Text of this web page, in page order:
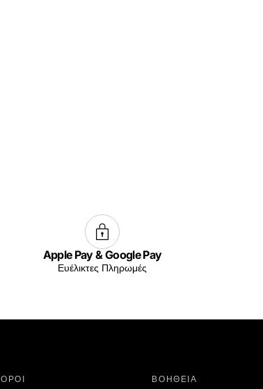
Apple Pay & Google Pay
Ευέλικτες Πληρωμές
ΟΡΟΙ ΒΟΗΘΕΙΑ